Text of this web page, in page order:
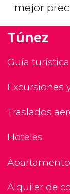
mejor
Túnez
Guía turística
Excursiones
Traslados
Hoteles
Alquiler de